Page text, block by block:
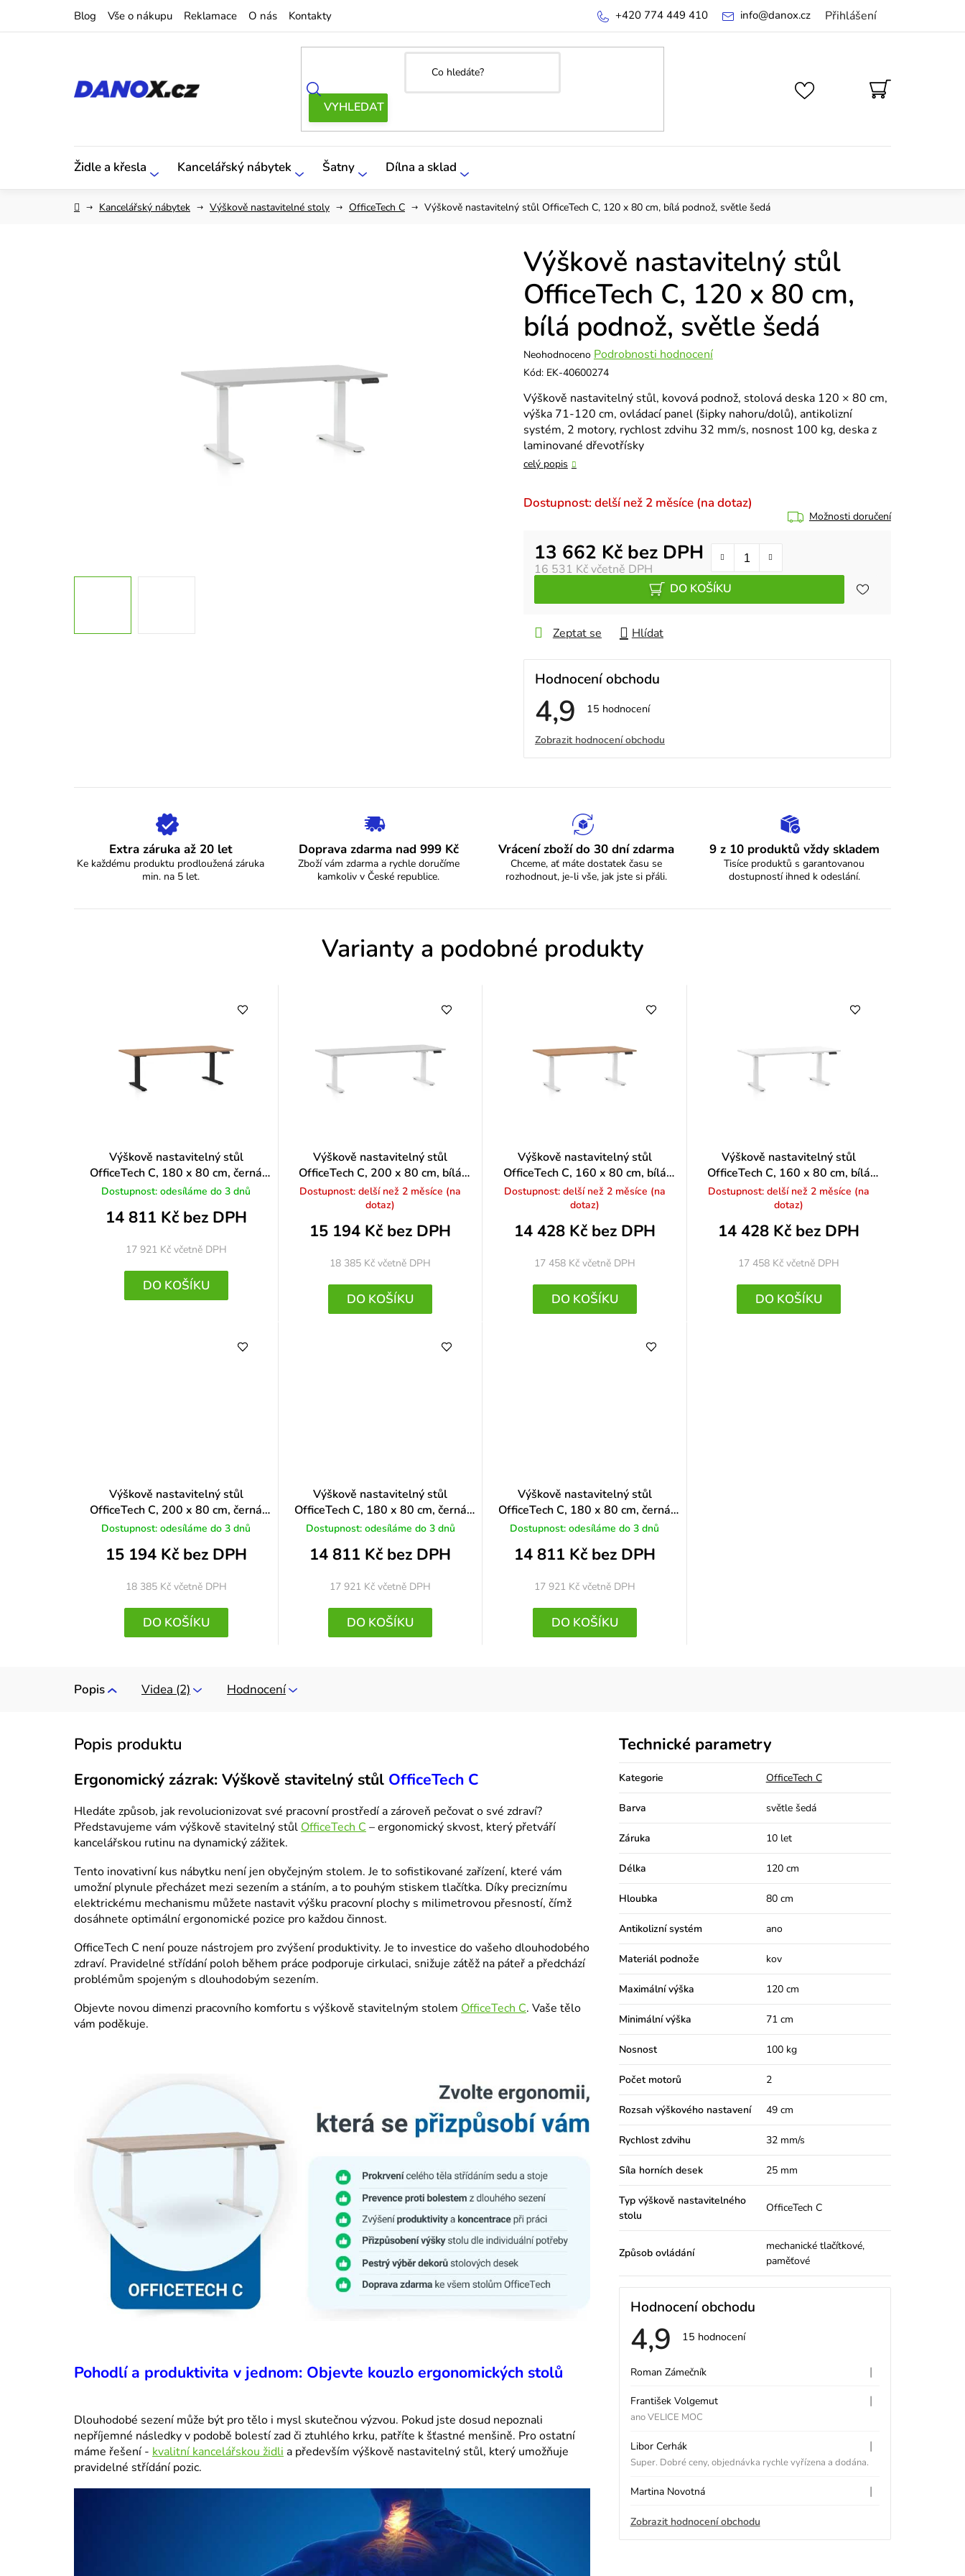
Blog Vše o nákupu Reklamace O nás Kontakty Přihlášení
info@danox.cz
+420 774 449 410
NÁKUPNÍ
KOŠÍK
Židle a křesla Kancelářský nábytek Šatny Dílna a sklad
DomůKancelářský nábytek Výškově nastavitelné stoly OfficeTech C Výškově nastavitelný stůl OfficeTech C, 120 x 80 cm, bílá podnož, světle šedá
Výškově nastavitelný stůl
OfficeTech C, 120 x 80 cm,
bílá podnož, světle šedá
Průměrné
hodnocení
je
0,0
z
5
hvězdiček.
Neohodnoceno Podrobnosti hodnocení
Kód: EK-40600274
Výškově nastavitelný stůl, kovová podnož, stolová deska 120 × 80 cm,
výška 71-120 cm, ovládací panel (šipky nahoru/dolů), antikolizní
systém, 2 motory, rychlost zdvihu 32 mm/s, nosnost 100 kg, deska z
laminované dřevotřísky
celý popis
Dostupnost: delší než 2 měsíce (na dotaz)
Možnosti doručení
16 531 Kčvčetně DPH
13 662 Kč bez DPH
Měrná cena:
DO KOŠÍKU
Zeptat se Hlídat
Hodnocení obchodu
4,9 Průměrné
obchodu
je
4,9
hvězdiček.
15 hodnocení
V
ý
p
s
h
o
d
n
e
n
Zobrazit hodnocení obchodu
Extra záruka až 20 let
Ke každému produktu prodloužená záruka
min. na 5 let.
Doprava zdarma nad 999 Kč
Zboží vám zdarma a rychle doručíme
kamkoliv v České republice.
Vrácení zboží do 30 dní zdarma
Chceme, ať máte dostatek času se
rozhodnout, je-li vše, jak jste si přáli.
9 z 10 produktů vždy skladem
Tisíce produktů s garantovanou
dostupností ihned k odeslání.
Varianty a podobné produkty
Výškově nastavitelný stůl
OfficeTech C, 180 x 80 cm, černá
podnož, buk
Dostupnost: odesíláme do 3 dnů
14 811 Kč bez DPH
17 921 Kč včetně DPH
DO KOŠÍKU
Výškově nastavitelný stůl
OfficeTech C, 200 x 80 cm, bílá
podnož, světle šedá
Dostupnost: delší než 2 měsíce (na
dotaz)
15 194 Kč bez DPH
18 385 Kčvčetně DPH
DO KOŠÍKU
Výškově nastavitelný stůl
OfficeTech C, 160 x 80 cm, bílá
podnož, buk
Dostupnost: delší než 2 měsíce (na
dotaz)
14 428 Kč bez DPH
17 458 Kč včetně DPH
DO KOŠÍKU
Výškově nastavitelný stůl
OfficeTech C, 160 x 80 cm, bílá
podnož, bílá
Dostupnost: delší než 2 měsíce (na
dotaz)
14 428 Kč bez DPH
17 458 Kčvčetně DPH
DO KOŠÍKU
Výškově nastavitelný stůl
OfficeTech C, 200 x 80 cm, černá
podnož, třešeň
Dostupnost: odesíláme do 3 dnů
15 194 Kč bez DPH
18 385 Kč včetně DPH
DO KOŠÍKU
Výškově nastavitelný stůl
OfficeTech C, 180 x 80 cm, černá
podnož, černá
Dostupnost: odesíláme do 3 dnů
14 811 Kč bez DPH
17 921 Kčvčetně DPH
DO KOŠÍKU
Výškově nastavitelný stůl
OfficeTech C, 180 x 80 cm, černá
podnož, bílá
Dostupnost: odesíláme do 3 dnů
14 811 Kč bez DPH
17 921 Kč včetně DPH
DO KOŠÍKU
Popis Videa (2) Hodnocení
Ergonomický zázrak: Výškově stavitelný stůl OfficeTech C
Hledáte způsob, jak revolucionizovat své pracovní prostředí a zároveň pečovat o své zdraví?
Představujeme vám výškově stavitelný stůl OfficeTech C – ergonomický skvost, který přetváří
kancelářskou rutinu na dynamický zážitek.
Tento inovativní kus nábytku není jen obyčejným stolem. Je to sofistikované zařízení, které vám
umožní plynule přecházet mezi sezením a stáním, a to pouhým stiskem tlačítka. Díky preciznímu
elektrickému mechanismu můžete nastavit výšku pracovní plochy s milimetrovou přesností, čímž
dosáhnete optimální ergonomické pozice pro každou činnost.
OfficeTech C není pouze nástrojem pro zvýšení produktivity. Je to investice do vašeho dlouhodobého
zdraví. Pravidelné střídání poloh během práce podporuje cirkulaci, snižuje zátěž na páteř a předchází
problémům spojeným s dlouhodobým sezením.
Objevte novou dimenzi pracovního komfortu s výškově stavitelným stolem OfficeTech C. Vaše tělo
vám poděkuje.
Pohodlí a produktivita v jednom: Objevte kouzlo ergonomických stolů
Dlouhodobé sezení může být pro tělo i mysl skutečnou výzvou. Pokud jste dosud nepoznali
nepříjemné následky v podobě bolestí zad či ztuhlého krku, patříte k šťastné menšině. Pro ostatní
máme řešení - kvalitní kancelářskou židli a především výškově nastavitelný stůl, který umožňuje
pravidelné střídání pozic.
Technické parametry
Kategorie OfficeTech C
Barva světle šedá
Záruka 10 let
Délka 120 cm
Hloubka 80 cm
Antikolizní systém ano
Materiál podnože kov
Maximální výška 120 cm
Minimální výška 71 cm
Nosnost 100 kg
Počet motorů 2
Rozsah výškového nastavení 49 cm
Rychlost zdvihu 32 mm/s
Síla horních desek 25 mm
Typ výškově nastavitelného
stolu
OfficeTech C
Způsob ovládání
mechanické tlačítkové,
paměťové
Hodnocení obchodu
4,9 Průměrné
je
z
5
hvězdiček.
15 hodnocení
V
ý
p
i
s
h
o
Roman Zámečník Hodnocení obchodu je 5 z 5
|
František Volgemut Hodnocení obchodu je 5 z 5
|
ano VELICE MOC
Libor Cerhák Hodnocení obchodu je 5 z 5
|
Super. Dobré ceny, objednávka rychle vyřízena a dodána.
Martina Novotná Hodnocení obchodu je 5 z 5
|
Zobrazit hodnocení obchodu